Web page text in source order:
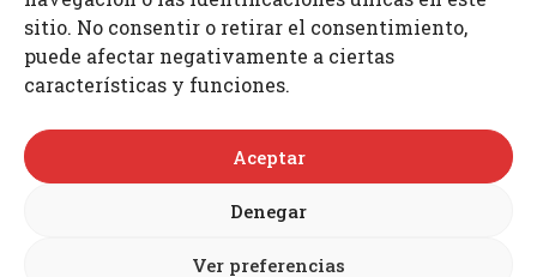
sitio. No consentir o retirar el consentimiento,
puede afectar negativamente a ciertas
características y funciones.
Aceptar
Denegar
Ver preferencias